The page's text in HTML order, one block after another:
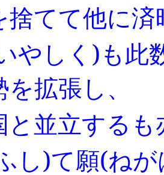
てて他に済
やしく )も此
拡張し、
並立するも
し)て願(ね